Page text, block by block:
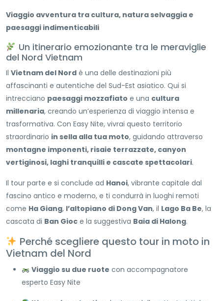
Viaggio avventura tra cultura, natura selvaggia e
paesaggi indimenticabili
Un itinerario emozionante tra le meraviglie
del Nord Vietnam
Il Vietnam del Nord è una delle destinazioni più
affascinanti e autentiche del Sud-Est asiatico. Qui si
intrecciano paesaggi mozzafiato e una cultura
millenaria, creando un’esperienza di viaggio intensa e
trasformativa. Con Easy Nite, vivrai questo territorio
straordinario in sella alla tua moto, guidando attraverso
montagne imponenti, risaie terrazzate, canyon
vertiginosi, laghi tranquilli e cascate spettacolari.
Il tour parte e si conclude ad Hanoi, vibrante capitale dal
fascino antico e moderno, e ti condurrà in luoghi remoti
come Ha Giang, l’altopiano di Dong Van, il Lago Ba Be, la
cascata di Ban Gioc e la suggestiva Baia di Halong.
Perché scegliere questo tour in moto in
Vietnam del Nord
Viaggio su due ruote con accompagnatore
esperto Easy Nite